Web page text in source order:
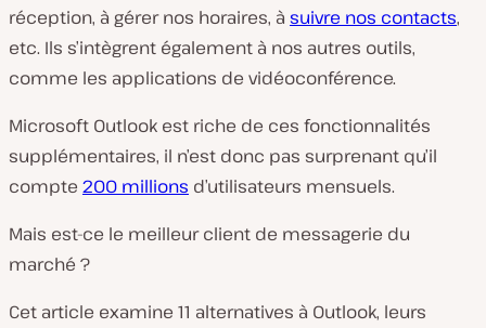
réception, à gérer nos horaires, à suivre nos contacts,
etc. Ils s’intègrent également à nos autres outils,
comme les applications de vidéoconférence.
Microsoft Outlook est riche de ces fonctionnalités
supplémentaires, il n’est donc pas surprenant qu’il
compte 200 millions d’utilisateurs mensuels.
Mais est-ce le meilleur client de messagerie du
marché ?
Cet article examine 11 alternatives à Outlook, leurs